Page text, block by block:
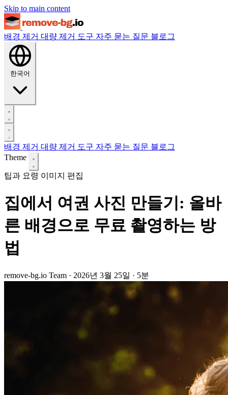
Skip to main content
배경 제거 대량 제거 도구 자주 묻는 질문 블로그
한국어
배경 제거 대량 제거 도구 자주 묻는 질문 블로그
Theme
팁과 요령 이미지 편집
집에서 여권 사진 만들기: 올바
른 배경으로 무료 촬영하는 방
법
remove-bg.io Team · 2026년 3월 25일 · 5분